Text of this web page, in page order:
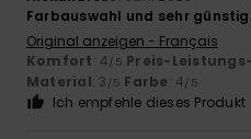
Farbauswahl und sehr
Original anzeigen - Français
Komfort: 4/5 Preis-
Material: 3 /5 Farbe: 4/5
Ich empfehle dieses Produkt